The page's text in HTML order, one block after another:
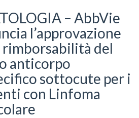
– AbbVie
l’approvazione
rimborsabilità del
anticorpo
sottocute per i
con Linfoma